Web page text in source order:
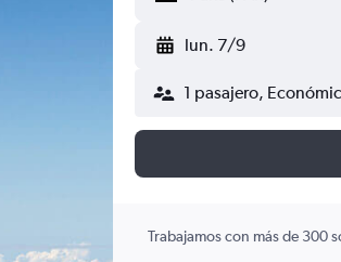
lun. 7/9
1 pasajero,
Trabajamos con más de 300